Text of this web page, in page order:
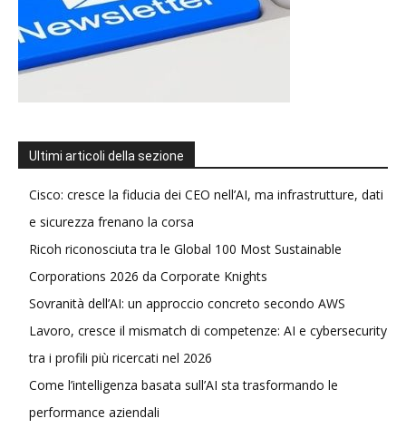
Ultimi articoli della sezione
Cisco: cresce la fiducia dei CEO nell’AI, ma infrastrutture, dati
e sicurezza frenano la corsa
Ricoh riconosciuta tra le Global 100 Most Sustainable
Corporations 2026 da Corporate Knights
Sovranità dell’AI: un approccio concreto secondo AWS
Lavoro, cresce il mismatch di competenze: AI e cybersecurity
tra i profili più ricercati nel 2026
Come l’intelligenza basata sull’AI sta trasformando le
performance aziendali